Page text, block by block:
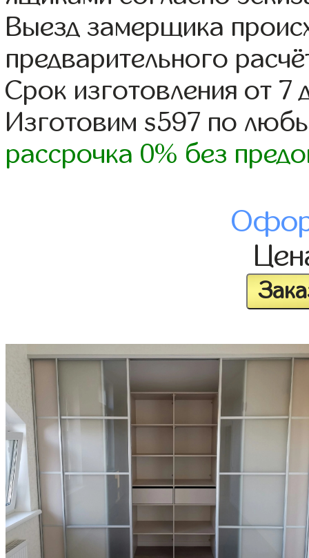
Выезд замерщика
предварительного
Срок изготовления от 7
Изготовим s597 по
рассрочка 0% без